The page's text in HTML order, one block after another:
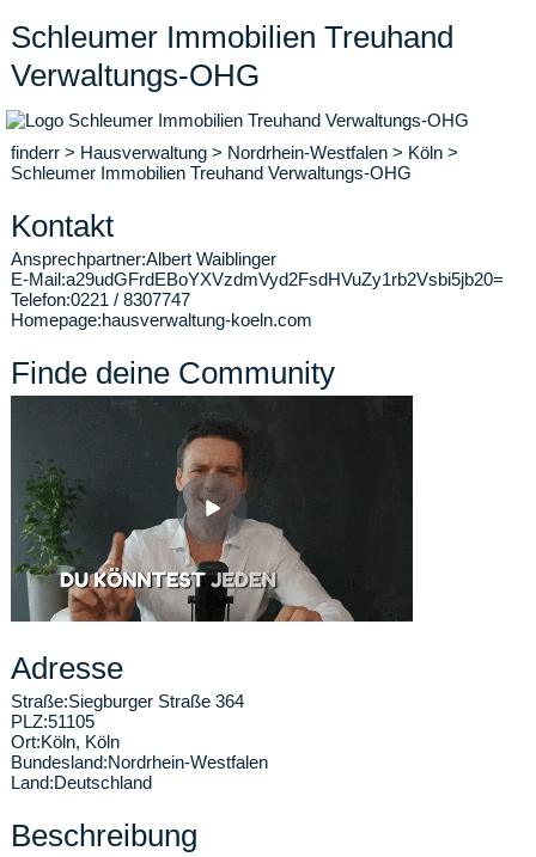
Schleumer Immobilien Treuhand
Verwaltungs-OHG
finderr > Hausverwaltung > Nordrhein-Westfalen > Köln >
Schleumer Immobilien Treuhand Verwaltungs-OHG
Kontakt
Ansprechpartner:Albert Waiblinger
E-Mail:a29udGFrdEBoYXVzdmVyd2FsdHVuZy1rb2Vsbi5jb20=
Telefon:0221 / 8307747
Homepage:hausverwaltung-koeln.com
Finde deine Community
Adresse
Straße:Siegburger Straße 364
PLZ:51105
Ort:Köln, Köln
Bundesland:Nordrhein-Westfalen
Land:Deutschland
Beschreibung